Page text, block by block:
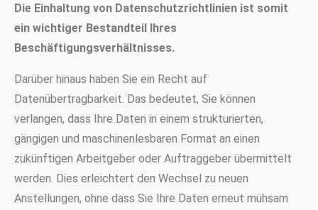
Die Einhaltung von Datenschutzrichtlinien ist somit
ein wichtiger Bestandteil Ihres
Beschäftigungsverhältnisses.
Darüber hinaus haben Sie ein Recht auf
Datenübertragbarkeit. Das bedeutet, Sie können
verlangen, dass Ihre Daten in einem strukturierten,
gängigen und maschinenlesbaren Format an einen
zukünftigen Arbeitgeber oder Auftraggeber übermittelt
werden. Dies erleichtert den Wechsel zu neuen
Anstellungen, ohne dass Sie Ihre Daten erneut mühsam